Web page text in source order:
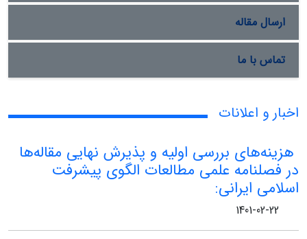
ارسال مقاله
تماس با ما
اخبار و اعلانات
هزینه‌های بررسی اولیه و پذیرش نهایی مقاله‌ها
در فصلنامه علمی مطالعات الگوی پیشرفت
اسلامی ایرانی:
1401-02-22